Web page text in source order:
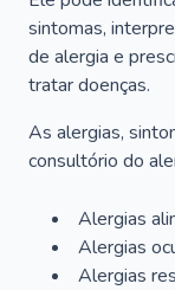
sintomas,
de alergia e
tratar doenças.
As alergias,
consultório do
Alergias
Alergias
Alergias